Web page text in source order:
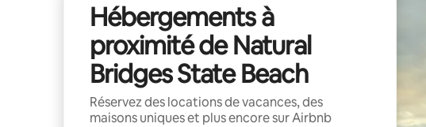
Hébergements à
proximité de Natural
Bridges State Beach
Réservez des locations de vacances, des
maisons uniques et plus encore sur Airbnb